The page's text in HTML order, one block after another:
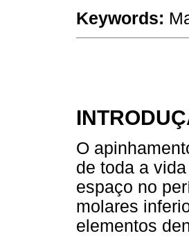
Keywords:
O
de toda a
espaço no
molares
elementos